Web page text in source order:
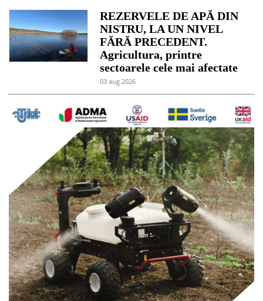
REZERVELE DE APĂ DIN
NISTRU, LA UN NIVEL
FĂRĂ PRECEDENT.
Agricultura, printre
sectoarele cele mai afectate
03 aug 2026